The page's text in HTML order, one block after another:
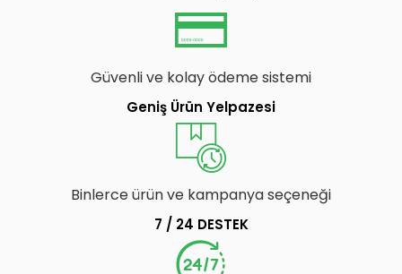
Güvenli ve kolay ödeme sistemi
Geniş Ürün Yelpazesi
Binlerce ürün ve kampanya seçeneği
7 / 24 DESTEK